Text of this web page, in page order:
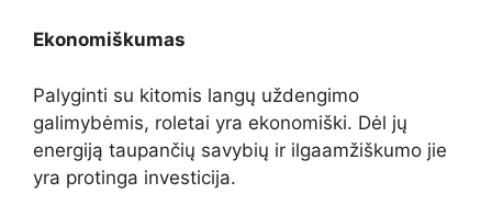
Ekonomiškumas
Palyginti su kitomis langų uždengimo
galimybėmis, roletai yra ekonomiški. Dėl jų
energiją taupančių savybių ir ilgaamžiškumo jie
yra protinga investicija.